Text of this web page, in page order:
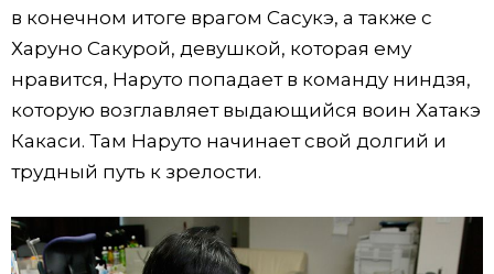
в конечном итоге врагом Сасукэ, а также с
Харуно Сакурой, девушкой, которая ему
нравится, Наруто попадает в команду ниндзя,
которую возглавляет выдающийся воин Хатакэ
Какаси. Там Наруто начинает свой долгий и
трудный путь к зрелости.